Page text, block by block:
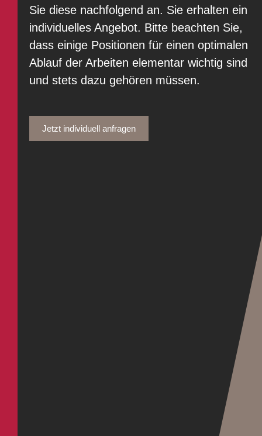
Sie diese nachfolgend an. Sie erhalten ein
individuelles Angebot. Bitte beachten Sie,
dass einige Positionen für einen optimalen
Ablauf der Arbeiten elementar wichtig sind
und stets dazu gehören müssen.
Jetzt individuell anfragen